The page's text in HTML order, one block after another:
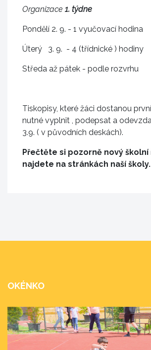
Organizace 1. týdne
Pondělí 2. 9. - 1 vyučovací hodina
Úterý 3. 9. - 4 (třídnické ) hodiny
Středa až pátek - podle rozvrhu
Tiskopisy, které žáci dostanou
nutné vyplnit , podepsat a
3.9. ( v původních deskách).
Přečtěte si pozorně nový
najdete na stránkách naší školy.
OKÉNKO